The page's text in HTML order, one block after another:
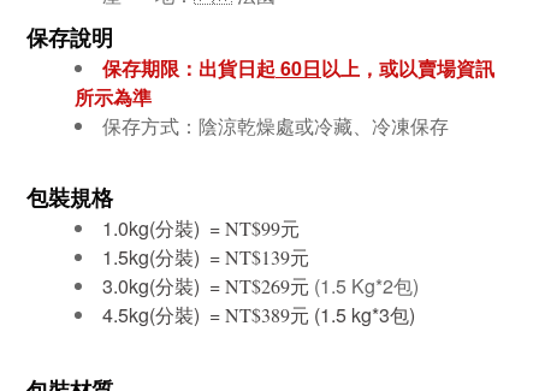
保存說明
保存期限：出貨日起 60日以上，或以賣場資訊
所示為準
保存方式：陰涼乾燥處或冷藏、冷凍保存
包裝規格
1.0kg(分裝) =NT$99元
1.5kg(分裝) =NT$139元
3.0kg(分裝) =NT$269元 (1.5 Kg*2包)
4.5kg(分裝) =NT$389元 (1.5 kg*3包)